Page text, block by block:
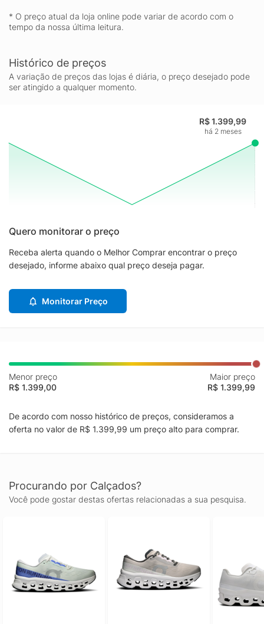
* O preço atual da loja online pode variar de acordo com o
tempo da nossa última leitura.
Histórico de preços
A variação de preços das lojas é diária, o preço desejado pode
ser atingido a qualquer momento.
R$ 1.399,99
há 2 meses
Quero monitorar o preço
Receba alerta quando o Melhor Comprar encontrar o preço
desejado, informe abaixo qual preço deseja pagar.
Monitorar Preço
Menor preço
R$ 1.399,00
Maior preço
R$ 1.399,99
De acordo com nosso histórico de preços, consideramos a
oferta no valor de R$ 1.399,99 um preço alto para comprar.
Procurando por Calçados?
Você pode gostar destas ofertas relacionadas a sua pesquisa.